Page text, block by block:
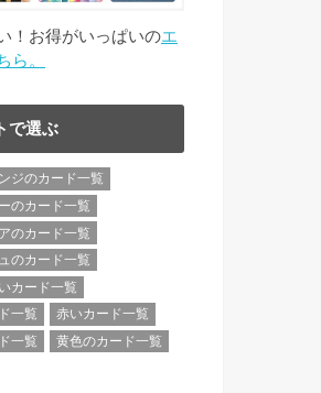
！お得がいっぱいのエ
ら。
で選ぶ
ジのカード一覧
のカード一覧
のカード一覧
のカード一覧
カード一覧
一覧
赤いカード一覧
一覧
黄色のカード一覧